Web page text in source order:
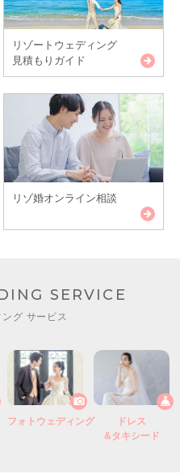
リゾートウェディング
見積もりガイド
リゾ婚オンライン相談
SERVICE
グ サービス
フォトウェディング
ドレス
&タキシード